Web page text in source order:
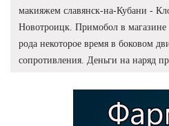
макияжем славянск-на-Кубани -
Новотроицк. Примобол в
рода некоторое время в боковом
сопротивления. Деньги на наряд